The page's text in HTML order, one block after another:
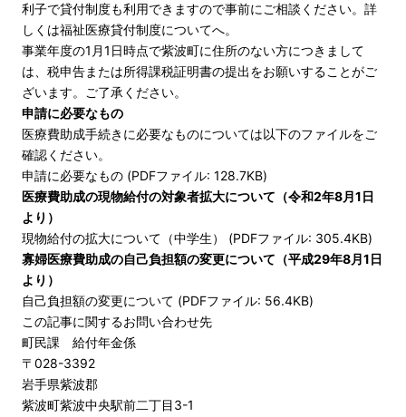
利子で貸付制度も利用できますので事前にご相談ください。詳
しくは福祉医療貸付制度についてへ。
事業年度の1月1日時点で紫波町に住所のない方につきまして
は、税申告または所得課税証明書の提出をお願いすることがご
ざいます。ご了承ください。
申請に必要なもの
医療費助成手続きに必要なものについては以下のファイルをご
確認ください。
申請に必要なもの (PDFファイル: 128.7KB)
医療費助成の現物給付の対象者拡大について（令和2年8月1日
より）
現物給付の拡大について（中学生） (PDFファイル: 305.4KB)
寡婦医療費助成の自己負担額の変更について（平成29年8月1日
より）
自己負担額の変更について (PDFファイル: 56.4KB)
この記事に関するお問い合わせ先
町民課 給付年金係
〒028-3392
岩手県紫波郡
紫波町紫波中央駅前二丁目3-1